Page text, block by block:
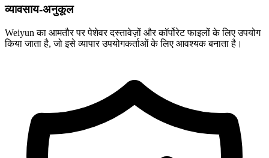
व्यावसाय-अनुकूल
Weiyun का आमतौर पर पेशेवर दस्तावेज़ों और कॉर्पोरेट फाइलों के लिए उपयोग
किया जाता है, जो इसे व्यापार उपयोगकर्ताओं के लिए आवश्यक बनाता है।